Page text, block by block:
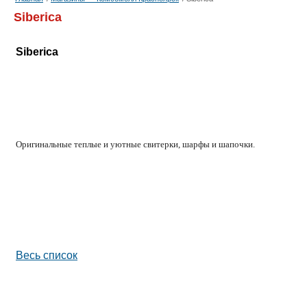
Siberica
Siberica
Оригинальные теплые и уютные свитерки, шарфы и шапочки.
Весь список